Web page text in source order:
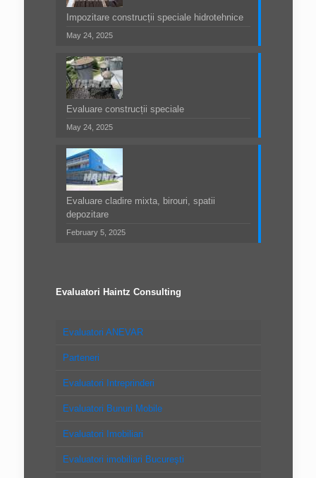
Impozitare construcții speciale hidrotehnice
May 24, 2025
Evaluare construcții speciale
May 24, 2025
Evaluare cladire mixta, birouri, spatii
depozitare
February 5, 2025
Evaluatori Haintz Consulting
Evaluatori ANEVAR
Parteneri
Evaluatori Intreprinderi
Evaluatori Bunuri Mobile
Evaluatori Imobiliari
Evaluatori imobiliari Bucureşti